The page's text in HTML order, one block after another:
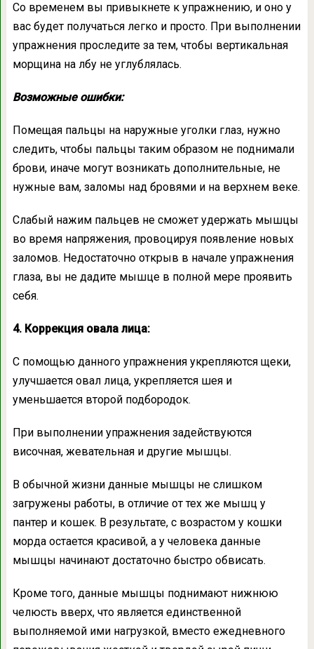
Со временем вы привыкнете к упражнению, и оно у
вас будет получаться легко и просто. При выполнении
упражнения проследите за тем, чтобы вертикальная
морщина на лбу не углублялась.
Возможные ошибки:
Помещая пальцы на наружные уголки глаз, нужно
следить, чтобы пальцы таким образом не поднимали
брови, иначе могут возникать дополнительные, не
нужные вам, заломы над бровями и на верхнем веке.
Слабый нажим пальцев не сможет удержать мышцы
во время напряжения, провоцируя появление новых
заломов. Недостаточно открыв в начале упражнения
глаза, вы не дадите мышце в полной мере проявить
себя.
4. Коррекция овала лица:
С помощью данного упражнения укрепляются щеки,
улучшается овал лица, укрепляется шея и
уменьшается второй подбородок.
При выполнении упражнения задействуются
височная, жевательная и другие мышцы.
В обычной жизни данные мышцы не слишком
загружены работы, в отличие от тех же мышц у
пантер и кошек. В результате, с возрастом у кошки
морда остается красивой, а у человека данные
мышцы начинают достаточно быстро обвисать.
Кроме того, данные мышцы поднимают нижнюю
челюсть вверх, что является единственной
выполняемой ими нагрузкой, вместо ежедневного